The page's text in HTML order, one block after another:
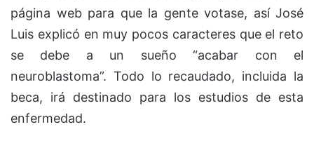
página web para que la gente votase, así José
Luis explicó en muy pocos caracteres que el reto
se debe a un sueño “acabar con el
neuroblastoma”. Todo lo recaudado, incluida la
beca, irá destinado para los estudios de esta
enfermedad.